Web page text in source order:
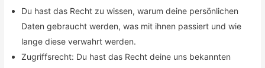
Du hast das Recht zu wissen, warum deine persönlichen
Daten gebraucht werden, was mit ihnen passiert und wie
lange diese verwahrt werden.
Zugriffsrecht: Du hast das Recht deine uns bekannten